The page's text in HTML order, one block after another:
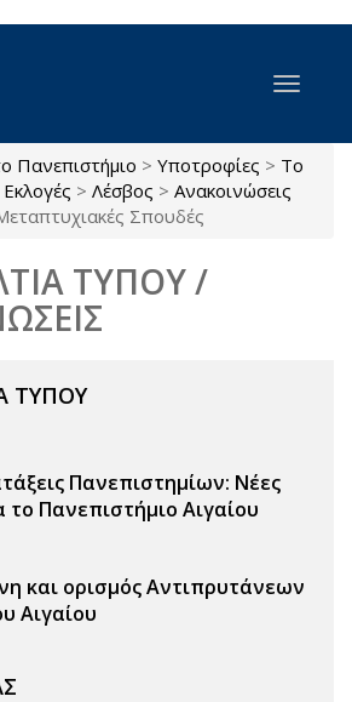
περιεχόμενο
Toggle
Πανεπιστήμιο > Υποτροφίες > Το
Εκλογές > Λέσβος > Ανακοινώσεις
Σπουδές
ΤΥΠΟΥ /
ΤΥΠΟΥ
Πανεπιστημίων: Νέες
το Πανεπιστήμιο Αιγαίου
και ορισμός Αντιπρυτάνεων
Αιγαίου